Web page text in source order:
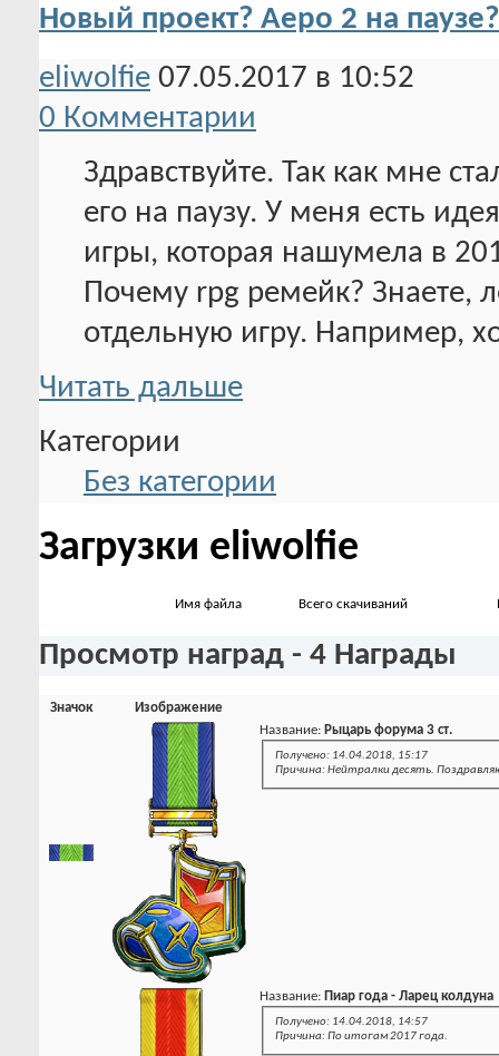
Новый проект? Аеро 2 на паузе?
eliwolfie 07.05.2017 в 10:52
0 Комментарии
Здравствуйте. Так как мне
его на паузу. У меня есть
игры, которая нашумела в
Почему rpg ремейк? Знаете,
отдельную игру. Например,
Читать дальше
Категории
Без категории
Загрузки eliwolfie
Имя файла Всего скачиваний
Просмотр наград - 4 Награды
Значок
Изображение
Название: Рыцарь форума 3 ст.
Получено: 14.04.2018, 15:17
Причина: Нейтралки десять.
Название: Пиар года - Ларец колдуна
Получено: 14.04.2018, 14:57
Причина: По итогам 2017 года.